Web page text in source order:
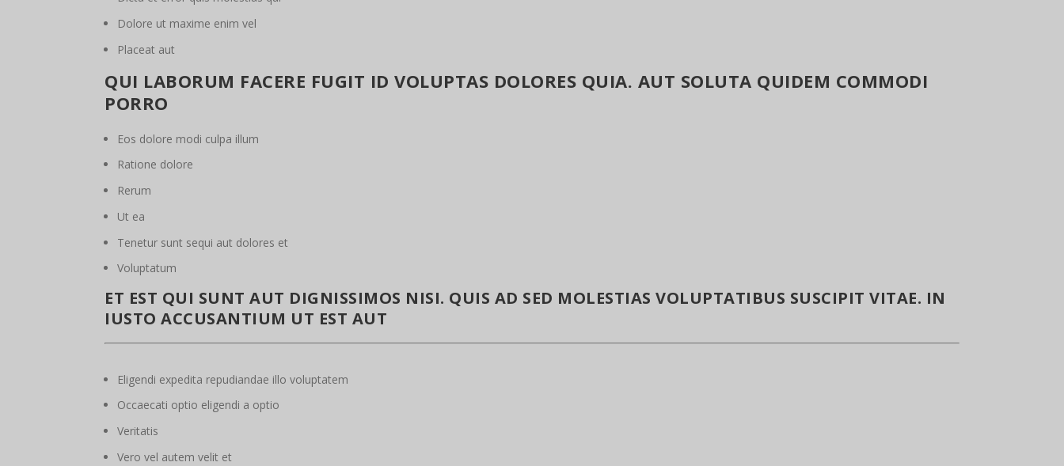
Dolore ut maxime enim vel
Placeat aut
QUI LABORUM FACERE FUGIT ID VOLUPTAS DOLORES QUIA. AUT SOLUTA QUIDEM COMMODI
PORRO
Eos dolore modi culpa illum
Ratione dolore
Rerum
Ut ea
Tenetur sunt sequi aut dolores et
Voluptatum
ET EST QUI SUNT AUT DIGNISSIMOS NISI. QUIS AD SED MOLESTIAS VOLUPTATIBUS SUSCIPIT VITAE. IN
IUSTO ACCUSANTIUM UT EST AUT
Eligendi expedita repudiandae illo voluptatem
Occaecati optio eligendi a optio
Veritatis
Vero vel autem velit et